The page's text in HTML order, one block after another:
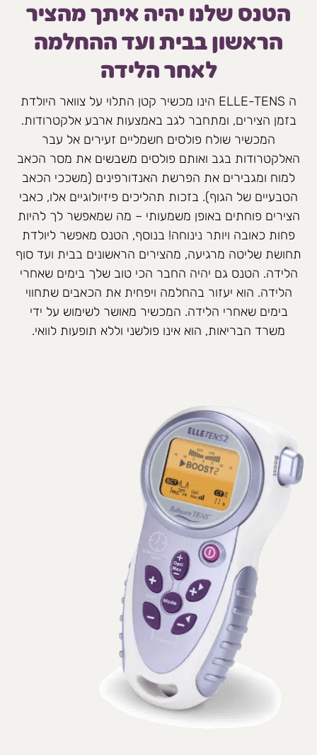
הטנס שלנו יהיה איתך מהציר
הראשון בבית ועד ההחלמה
לאחר הלידה
ה ELLE-TENS הינו מכשיר קטן התלוי על צוואר היולדת
בזמן הצירים, ומתחבר לגב באמצעות ארבע אלקטרודות.
המכשיר שולח פולסים חשמליים זעירים אל עבר
האלקטרודות בגב ואותם פולסים משבשים את מסר הכאב
למוח ומגבירים את הפרשת האנדורפינים (משככי הכאב
הטבעיים של הגוף). בזכות תהליכים פיזיולוגיים אלו, כאבי
הצירים פוחתים באופן משמעותי – מה שמאפשר לך להיות
פחות כאובה ויותר נינוחה! בנוסף, הטנס מאפשר ליולדת
תחושת שליטה מרגיעה, מהצירים הראשונים בבית ועד סוף
הלידה. הטנס גם יהיה החבר הכי טוב שלך בימים שאחרי
הלידה. הוא יעזור בהחלמה ויפחית את הכאבים שתחווי
בימים שאחרי הלידה. המכשיר מאושר לשימוש על ידי
משרד הבריאות, הוא אינו פולשני וללא תופעות לוואי.